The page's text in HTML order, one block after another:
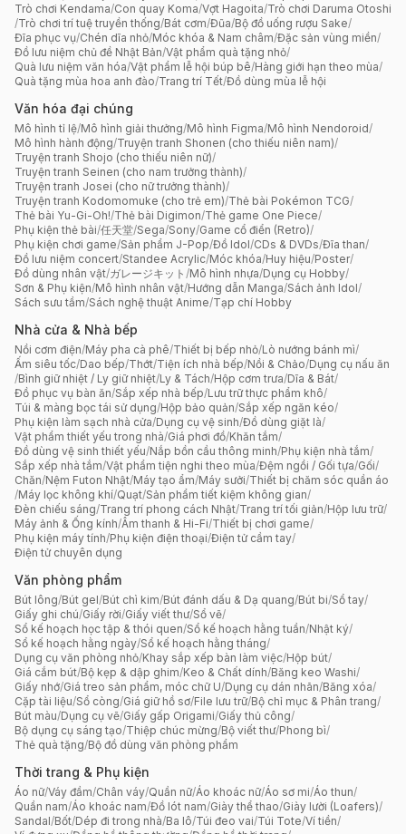
Trò chơi Kendama/Con quay Koma/Vợt Hagoita/Trò chơi Daruma Otoshi
/Trò chơi trí tuệ truyền thống/Bát cơm/Đũa/Bộ đồ uống rượu Sake/
Đĩa phục vụ/Chén dĩa nhỏ/Móc khóa & Nam châm/Đặc sản vùng miền/
Đồ lưu niệm chủ đề Nhật Bản/Vật phẩm quà tặng nhỏ/
Quà lưu niệm văn hóa/Vật phẩm lễ hội búp bê/Hàng giới hạn theo mùa/
Quà tặng mùa hoa anh đào/Trang trí Tết/Đồ dùng mùa lễ hội
Văn hóa đại chúng
Mô hình tỉ lệ/Mô hình giải thưởng/Mô hình Figma/Mô hình Nendoroid/
Mô hình hành động/Truyện tranh Shonen (cho thiếu niên nam)/
Truyện tranh Shojo (cho thiếu niên nữ)/
Truyện tranh Seinen (cho nam trưởng thành)/
Truyện tranh Josei (cho nữ trưởng thành)/
Truyện tranh Kodomomuke (cho trẻ em)/Thẻ bài Pokémon TCG/
Thẻ bài Yu-Gi-Oh!/Thẻ bài Digimon/Thẻ game One Piece/
Phụ kiện thẻ bài/任天堂/Sega/Sony/Game cổ điển (Retro)/
Phụ kiện chơi game/Sản phẩm J-Pop/Đồ Idol/CDs & DVDs/Đĩa than/
Đồ lưu niệm concert/Standee Acrylic/Móc khóa/Huy hiệu/Poster/
Đồ dùng nhân vật/ガレージキット /Mô hình nhựa/Dụng cụ Hobby/
Sơn & Phụ kiện/Mô hình nhân vật/Hướng dẫn Manga/Sách ảnh Idol/
Sách sưu tầm/Sách nghệ thuật Anime/Tạp chí Hobby
Nhà cửa & Nhà bếp
Nồi cơm điện/Máy pha cà phê/Thiết bị bếp nhỏ/Lò nướng bánh mì/
Ấm siêu tốc/Dao bếp/Thớt/Tiện ích nhà bếp/Nồi & Chảo/Dụng cụ nấu ăn
/Bình giữ nhiệt / Ly giữ nhiệt/Ly & Tách/Hộp cơm trưa/Dĩa & Bát/
Đồ phục vụ bàn ăn/Sắp xếp nhà bếp/Lưu trữ thực phẩm khô/
Túi & màng bọc tái sử dụng/Hộp bảo quản/Sắp xếp ngăn kéo/
Phụ kiện làm sạch nhà cửa/Dụng cụ vệ sinh/Đồ dùng giặt là/
Vật phẩm thiết yếu trong nhà/Giá phơi đồ/Khăn tắm/
Đồ dùng vệ sinh thiết yếu/Nắp bồn cầu thông minh/Phụ kiện nhà tắm/
Sắp xếp nhà tắm/Vật phẩm tiện nghi theo mùa/Đệm ngồi / Gối tựa/Gối/
Chăn/Nệm Futon Nhật/Máy tạo ẩm/Máy sưởi/Thiết bị chăm sóc quần áo
/Máy lọc không khí/Quạt/Sản phẩm tiết kiệm không gian/
Đèn chiếu sáng/Trang trí phong cách Nhật/Trang trí tối giản/Hộp lưu trữ/
Máy ảnh & Ống kính/Âm thanh & Hi-Fi/Thiết bị chơi game/
Phụ kiện máy tính/Phụ kiện điện thoại/Điện tử cầm tay/
Điện tử chuyên dụng
Văn phòng phẩm
Bút lông/Bút gel/Bút chì kim/Bút đánh dấu & Dạ quang/Bút bi/Sổ tay/
Giấy ghi chú/Giấy rời/Giấy viết thư/Sổ vẽ/
Sổ kế hoạch học tập & thói quen/Sổ kế hoạch hằng tuần/Nhật ký/
Sổ kế hoạch hằng ngày/Sổ kế hoạch hằng tháng/
Dụng cụ văn phòng nhỏ/Khay sắp xếp bàn làm việc/Hộp bút/
Giá cắm bút/Bộ kẹp & dập ghim/Keo & Chất dính/Băng keo Washi/
Giấy nhớ/Giá treo sản phẩm, móc chữ U/Dụng cụ dán nhãn/Băng xóa/
Cặp tài liệu/Sổ còng/Giá giữ hồ sơ/File lưu trữ/Bộ chỉ mục & Phân trang/
Bút màu/Dụng cụ vẽ/Giấy gấp Origami/Giấy thủ công/
Bộ dụng cụ sáng tạo/Thiệp chúc mừng/Bộ viết thư/Phong bì/
Thẻ quà tặng/Bộ đồ dùng văn phòng phẩm
Thời trang & Phụ kiện
Áo nữ/Váy đầm/Chân váy/Quần nữ/Áo khoác nữ/Áo sơ mi/Áo thun/
Quần nam/Áo khoác nam/Đồ lót nam/Giày thể thao/Giày lười (Loafers)/
Sandal/Bốt/Dép đi trong nhà/Ba lô/Túi đeo vai/Túi Tote/Ví tiền/